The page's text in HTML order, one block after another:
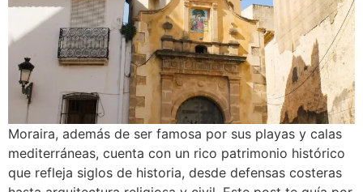
Moraira, además de ser famosa por sus playas y calas
mediterráneas, cuenta con un rico patrimonio histórico
que refleja siglos de historia, desde defensas costeras